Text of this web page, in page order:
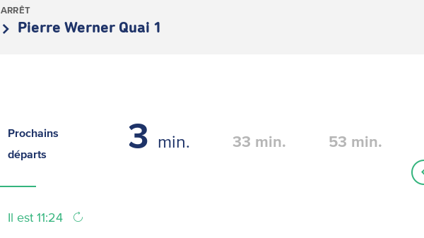
ARRÊT
Pierre Werner Quai 1
Prochains
départs
Il est 11:24
13 min. 33 min. 53 min.